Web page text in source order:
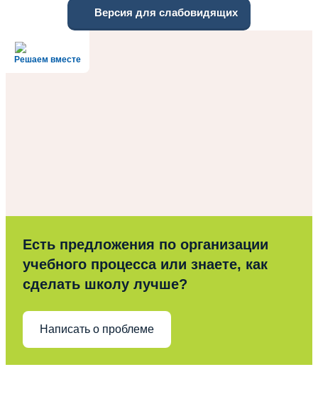
Версия для слабовидящих
Решаем вместе
Есть предложения по организации
учебного процесса или знаете, как
сделать школу лучше?
Написать о проблеме